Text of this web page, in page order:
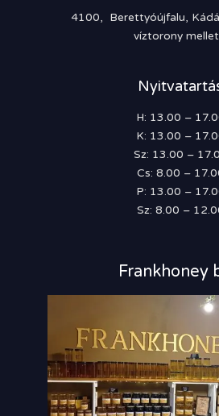
4100, Berettyóújfalu,
víztorony
H: 13.00 –
K: 13.00 –
Sz: 13.00 –
Cs: 8.00 –
P: 13.00 –
Sz: 8.00 –
Frankhoney